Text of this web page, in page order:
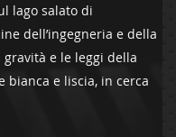
lago salato di
dell’ingegneria e della
e le leggi della
bianca e liscia, in cerca